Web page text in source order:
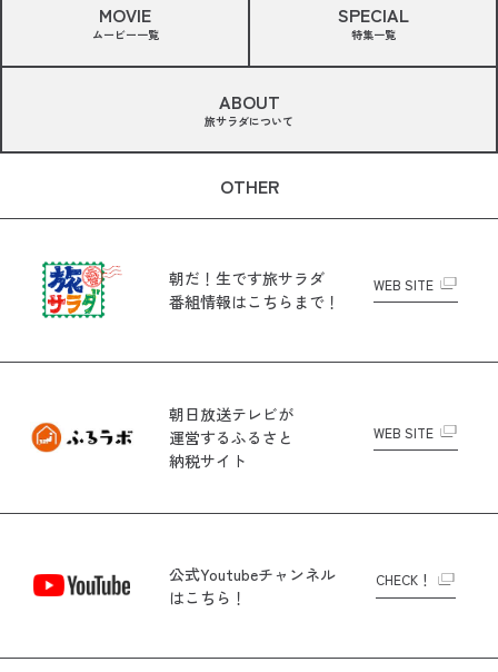
MOVIE
ムービー一覧
SPECIAL
特集一覧
ABOUT
旅サラダについて
OTHER
朝だ！生です旅サラダ
番組情報はこちらまで！
WEB SITE
朝日放送テレビが
運営するふるさと
納税サイト
WEB SITE
公式Youtubeチャンネル
はこちら！
CHECK！